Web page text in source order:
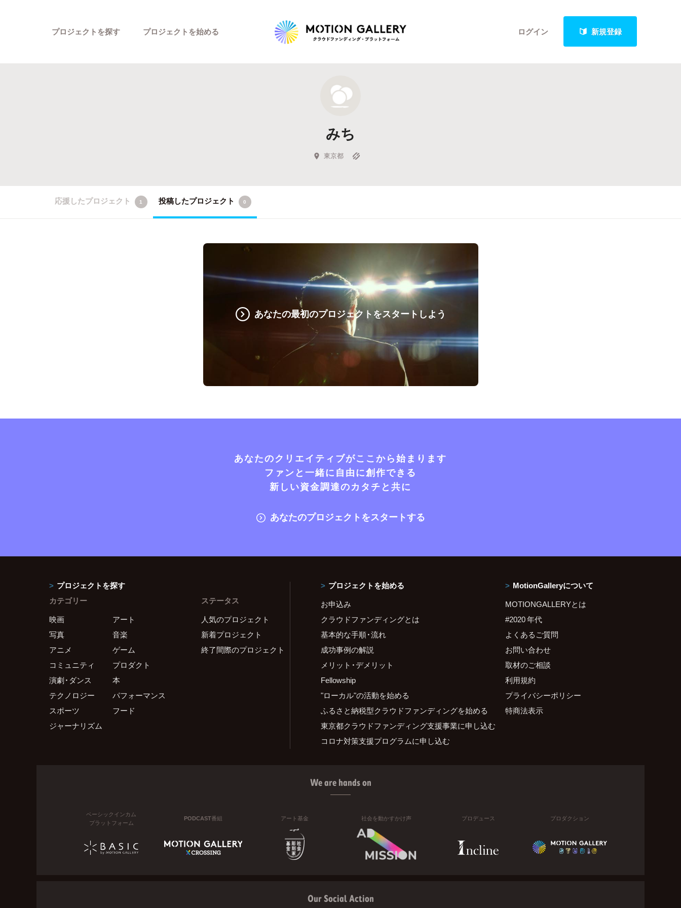
ログイン 新規登録
プロジェクトを探す
新着プロジェクト
Feature
キュレーターから探す
プロジェクトを始める
みち
東京都
応援したプロジェクト 1 投稿したプロジェクト 0
あなたの最初のプロジェクトをスタートしよう
あなたのクリエイティブがここから始まります
ファンと一緒に自由に創作できる
新しい資金調達のカタチと共に
あなたのプロジェクトをスタートする
プロジェクトを探す
カテゴリー
映画
アート
写真
音楽
アニメ
ゲーム
コミュニティ
プロダクト
演劇・ダンス
本
テクノロジー
パフォーマンス
スポーツ
フード
ジャーナリズム
ステータス
人気のプロジェクト
新着プロジェクト
終了間際のプロジェクト
プロジェクトを始める
お申込み
クラウドファンディングとは
基本的な手順・流れ
成功事例の解説
メリット・デメリット
Fellowship
"ローカル"の活動を始める
ふるさと納税型クラウドファンディングを始める
東京都クラウドファンディング支援事業に申し込む
コロナ対策支援プログラムに申し込む
MotionGalleryについて
MOTIONGALLERYとは
#2020 年代
よくあるご質問
お問い合わせ
取材のご相談
利用規約
プライバシーポリシー
特商法表示
We are hands on
ベーシックインカム
プラットフォーム
PODCAST番組 アート基金 社会を動かすかけ声 プロデュース プロダクション
Our Social Action